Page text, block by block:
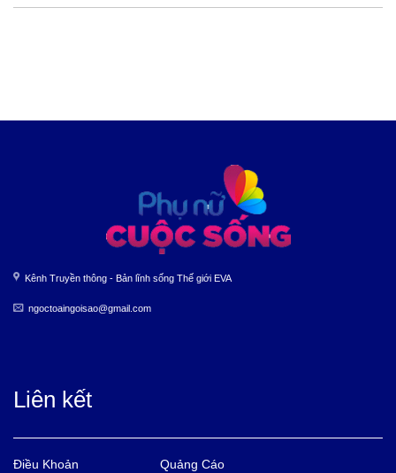
Kênh Truyền thông - Bản lĩnh sống Thế giới EVA
ngoctoaingoisao@gmail.com
Liên kết
Điều Khoản Quảng Cáo